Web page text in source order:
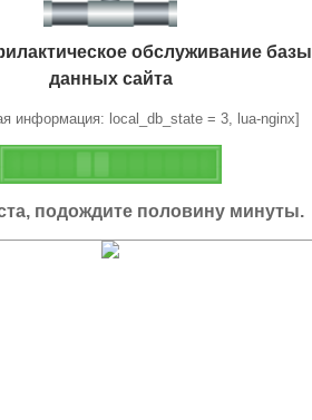
обслуживание базы
данных сайта
информация: local_db_state = 3, lua-nginx]
подождите половину минуты.